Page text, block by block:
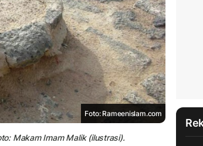
Foto: Rameenislam.com
Makam Imam Malik (ilustrasi).